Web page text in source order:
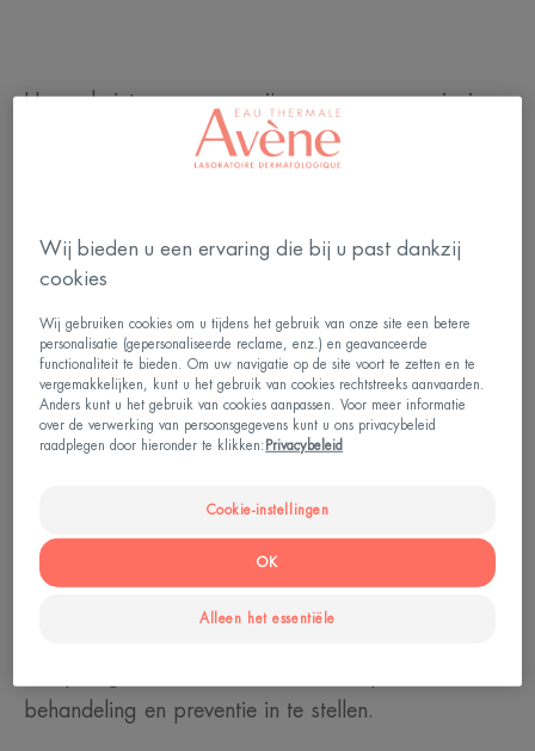
Hoewel niet ongewoon, zijn eczeem en psoriasis
niet goed bekend bij het grote publiek en worden
ze omgeven door veel misvattingen. Nee, deze
ze zijn niet te wijten aan een gebrek aan hygiëne.
Wat als we u konden helpen om er meer over te
weten te komen?
Eczeem is een chronische ontstekingsziekte van de
huid die zich uit in de vorm van rode, jeukende,
geïrriteerde plekken (ook pruritus genoemd), met
verschillende soorten eczeem: contacteczeem en
behandeling en preventie in te stellen.
Wij bieden u een ervaring die bij u past dankzij
cookies
Wij gebruiken cookies om u tijdens het gebruik van onze site een betere
personalisatie (gepersonaliseerde reclame, enz.) en geavanceerde
functionaliteit te bieden. Om uw navigatie op de site voort te zetten en te
vergemakkelijken, kunt u het gebruik van cookies rechtstreeks aanvaarden.
Anders kunt u het gebruik van cookies aanpassen. Voor meer informatie
over de verwerking van persoonsgegevens kunt u ons privacybeleid
raadplegen door hieronder te klikken: Privacybeleid
Cookie-instellingen
Alleen het essentiële
OK